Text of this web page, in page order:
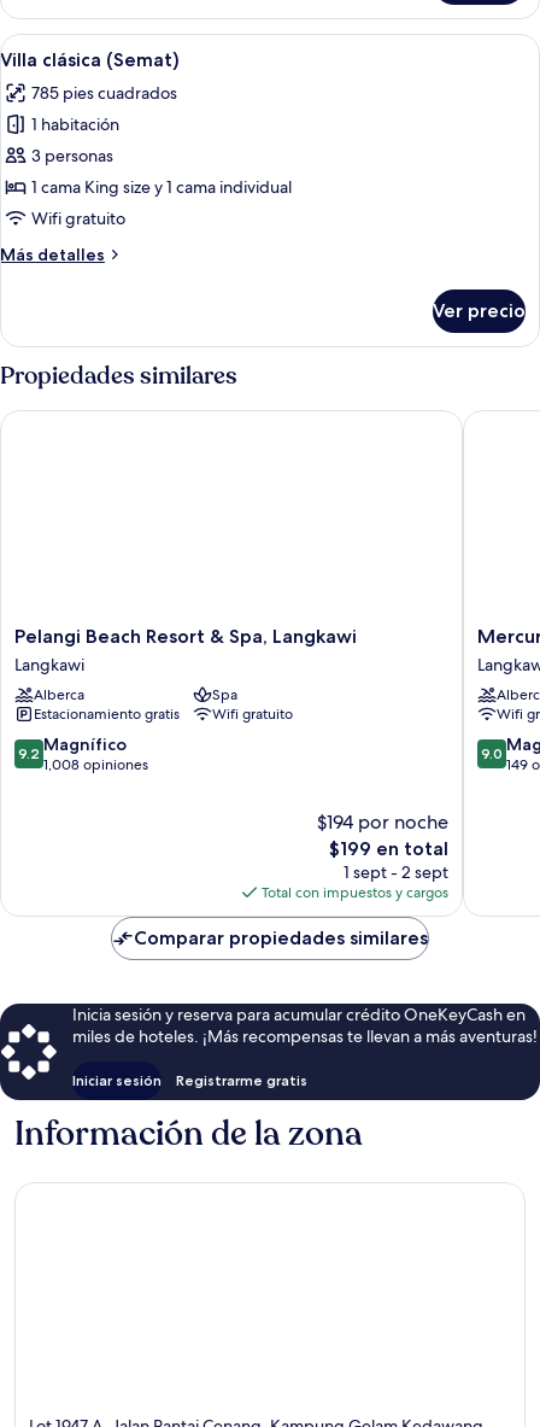
clásica
(Perana)
Abrir
todas
las
fotos
de
Villa
clásica
Una casa de madera con techo de
4
Villa clásica (Semat)
785 pies cuadrados
1 habitación
3 personas
1 cama King size y 1 cama individual
Wifi gratuito
Más detalles
Más
clásica
(Semat)
Ver precio
Propiedades similares
Pelangi
Beach
Resort
&
Spa,
Langkawi
Langkawi
Pelangi Beach Resort & Spa, Langkawi
Langkawi
Alberca
Spa
Estacionamiento gratis
Wifi gratuito
9.2
de
9.2 Magnífico
1,008 opiniones
$194 por noche
El
precio
actual
es
de
$199
$199 en total
1 sept - 2 sept
Total con impuestos y cargos
Pelangi Beach Resort & Spa, Langkawi
Mercure
Pantai
Cenang
Wifi
9.0
de
9.0
149
Mercure
Comparar propiedades similares
Inicia sesión y reserva para acumular crédito OneKeyCash en
miles de hoteles. ¡Más recompensas te llevan a más aventuras!
Iniciar sesión Registrarme gratis
Información de la zona